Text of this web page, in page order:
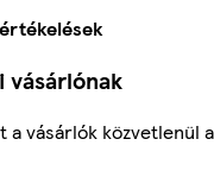
vásárlónak
a vásárlók közvetlenül